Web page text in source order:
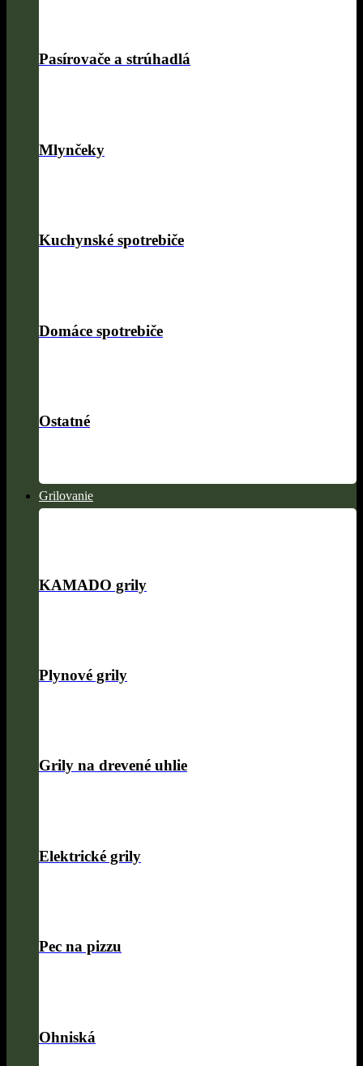
Pasírovače a strúhadlá
Mlynčeky
Kuchynské spotrebiče
Domáce spotrebiče
Ostatné
Grilovanie
KAMADO grily
Plynové grily
Grily na drevené uhlie
Elektrické grily
Pec na pizzu
Ohniská